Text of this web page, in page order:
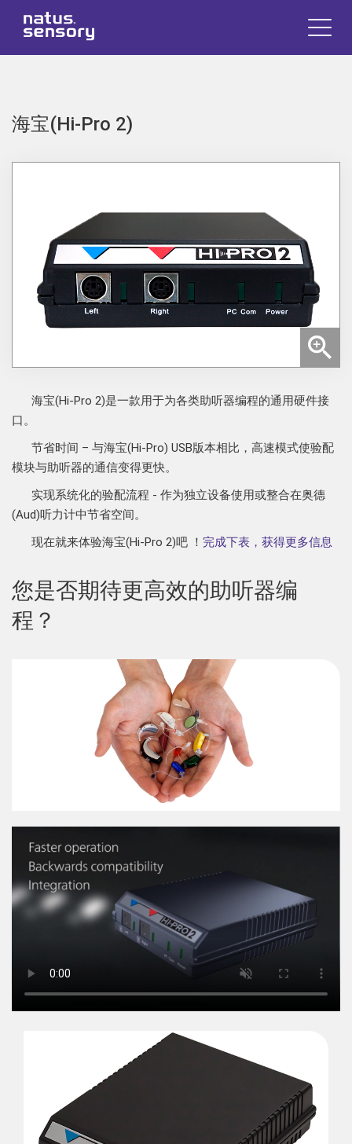
海宝(Hi-Pro 2)
海宝(Hi-Pro 2)是一款用于为各类助听器编程的通用硬件接
口。
节省时间 – 与海宝(Hi-Pro) USB版本相比，高速模式使验配
模块与助听器的通信变得更快。
实现系统化的验配流程 - 作为独立设备使用或整合在奥德
(Aud)听力计中节省空间。
现在就来体验海宝(Hi-Pro 2)吧 ！ 完成下表，获得更多信息
您是否期待更高效的助听器编
程？